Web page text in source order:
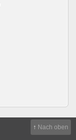
↑ Nach oben